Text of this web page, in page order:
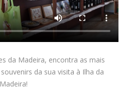
da Madeira, encontra as mais
da sua visita à Ilha da
Madeira!